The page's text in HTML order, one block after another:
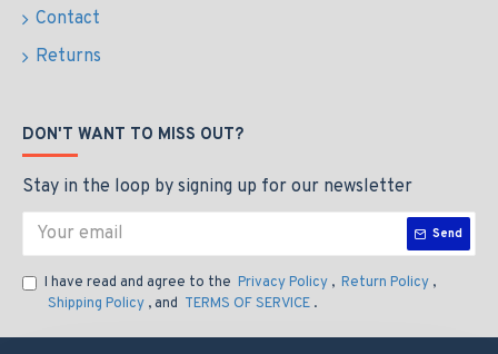
Contact
Returns
DON'T WANT TO MISS OUT?
Stay in the loop by signing up for our newsletter
Send
I have read and agree to the Privacy Policy , Return Policy ,
Shipping Policy , and TERMS OF SERVICE .